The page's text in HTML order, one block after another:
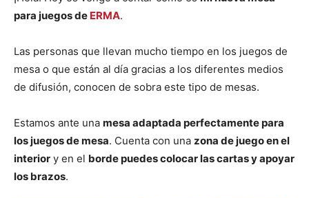
para juegos de ERMA.
Las personas que llevan mucho tiempo en los juegos de
mesa o que están al día gracias a los diferentes medios
de difusión, conocen de sobra este tipo de mesas.
Estamos ante una mesa adaptada perfectamente para
los juegos de mesa. Cuenta con una zona de juego en el
interior y en el borde puedes colocar las cartas y apoyar
los brazos.